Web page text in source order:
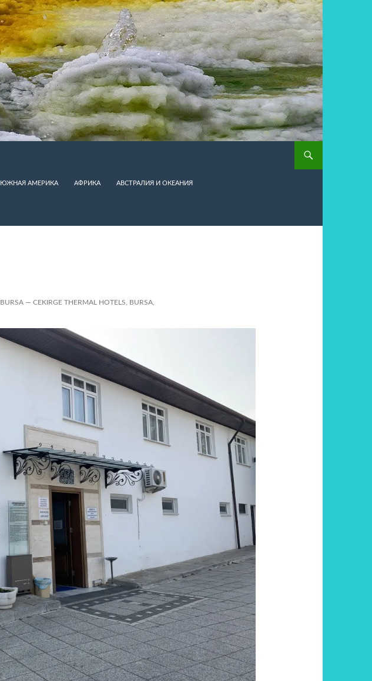
ЮЖНАЯ АМЕРИКА АФРИКА АВСТРАЛИЯ И ОКЕАНИЯ
BURSA — CEKIRGE THERMAL HOTELS, BURSA,